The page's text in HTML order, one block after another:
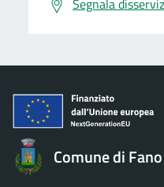
Segnala
Comune di